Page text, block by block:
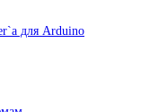
для Arduino